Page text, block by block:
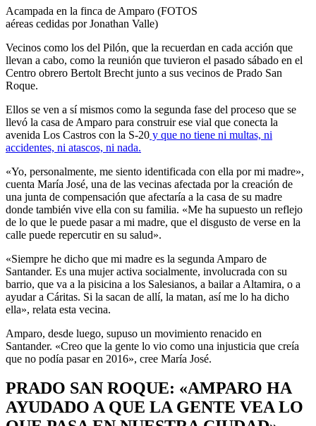
Acampada en la finca de Amparo (FOTOS
aéreas cedidas por Jonathan Valle)
Vecinos como los del Pilón, que la recuerdan en cada acción que
llevan a cabo, como la reunión que tuvieron el pasado sábado en el
Centro obrero Bertolt Brecht junto a sus vecinos de Prado San
Roque.
Ellos se ven a sí mismos como la segunda fase del proceso que se
llevó la casa de Amparo para construir ese vial que conecta la
avenida Los Castros con la S-20 y que no tiene ni multas, ni
accidentes, ni atascos, ni nada.
«Yo, personalmente, me siento identificada con ella por mi madre»,
cuenta María José, una de las vecinas afectada por la creación de
una junta de compensación que afectaría a la casa de su madre
donde también vive ella con su familia. «Me ha supuesto un reflejo
de lo que le puede pasar a mi madre, que el disgusto de verse en la
calle puede repercutir en su salud».
«Siempre he dicho que mi madre es la segunda Amparo de
Santander. Es una mujer activa socialmente, involucrada con su
barrio, que va a la pisicina a los Salesianos, a bailar a Altamira, o a
ayudar a Cáritas. Si la sacan de allí, la matan, así me lo ha dicho
ella», relata esta vecina.
Amparo, desde luego, supuso un movimiento renacido en
Santander. «Creo que la gente lo vio como una injusticia que creía
que no podía pasar en 2016», cree María José.
PRADO SAN ROQUE: «AMPARO HA
AYUDADO A QUE LA GENTE VEA LO